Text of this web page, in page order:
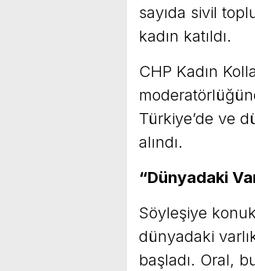
sayıda sivil
kadın katıldı.
CHP Kadın
Türkiye’de ve
alındı.
“Dünyadaki
Söyleşiye
dünyadaki
başladı. Oral,